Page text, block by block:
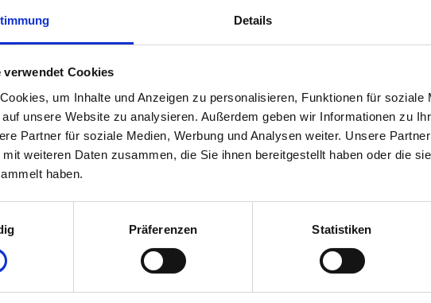
Details
verwendet Cookies
um Inhalte und Anzeigen zu personalisieren, Funktionen für soziale
unsere Website zu analysieren. Außerdem geben wir Informationen zu
Partner für soziale Medien, Werbung und Analysen weiter. Unsere
weiteren Daten zusammen, die Sie ihnen bereitgestellt haben oder die
haben.
Präferenzen Statistiken
Kosten werden natürlich Ladesäulen gebaut. Wir verstehen uns als Teil der
Gemeinsam mit unseren Partnern von den Konzernen sehen wir einer
Sie für alternative Kraftstoffe wie HVO100 für die nächsten zehn
eigeführt haben, macht dieser teilweise bereits 10 Prozent vom Dieselansatz
anbieten, europaweit sind es 4.200, wir haben also noch Nachholbedarf, sind
gestartet, was politisch ja von einigen Seiten, die einseitig auf E-Mobilität
der europäische Rahmen für synthetische Kraftstoffe in Naher Zukunft positiv
in diesem Bereich. Mittelfristig können wir so bis zu 40 Prozent der
Sie bei der von Bundeskanzler Scholz gewünschten Ladesäule pro Tankstelle?
Säule wäre, dann wäre ich damit fein, aber hier geht es um den Zwang.
Häusern laden und wenig Touristen vor Ort haben: Wer nutzt eine Ladesäule
Investition: Der Mittelstand zahlt derzeit etwa 1000 Euro pro